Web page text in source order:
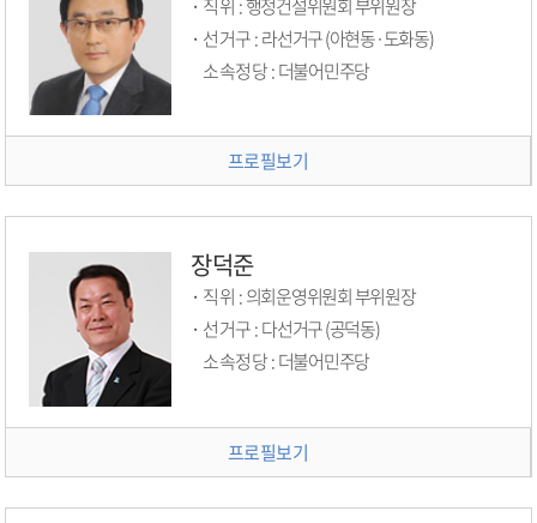
직위 :행정건설위원회 부위원장
선거구 :
라선거구 (아현동·도화동)
소속정당 :더불어민주당
프로필보기
장덕준
직위 :의회운영위원회 부위원장
선거구 :
다선거구 (공덕동)
소속정당 :더불어민주당
프로필보기